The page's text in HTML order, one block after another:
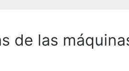
de las